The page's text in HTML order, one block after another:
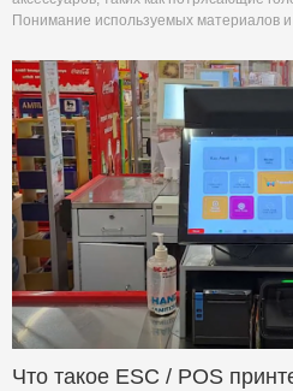
Понимание используемых материалов и
Что такое ESC / POS